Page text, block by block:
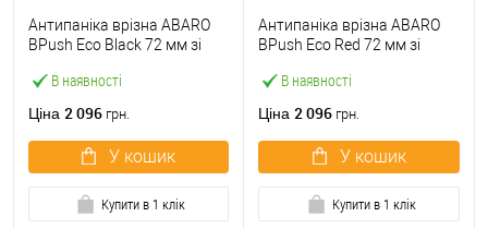
В наявності
Антипаніка врізна ABARO
BPush Eco Black 72 мм зі
Ціна 2 096 грн.
У кошик
Купити в 1 клік
В наявності
Антипаніка врізна ABARO
BPush Eco Red 72 мм зі
Ціна 2 096 грн.
У кошик
Купити в 1 клік